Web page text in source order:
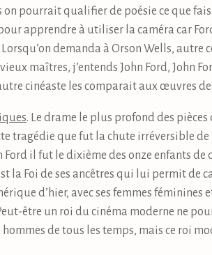
pourrait qualifier de poésie ce que
apprendre à utiliser la caméra car
demanda à Orson Wells,
maîtres, j’entends John Ford, John
cinéaste les comparait aux œuvres
. Le drame le plus profond des
tragédie que fut la chute irréversible
Ford il fut le dixième des onze enfants
la Foi de ses ancêtres qui lui permit de
d’hier, avec ses femmes
être un roi du cinéma moderne ne
de tous les temps, mais ce roi